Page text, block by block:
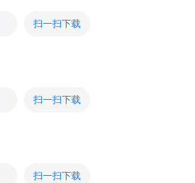
扫一扫下载
扫一扫下载
扫一扫下载